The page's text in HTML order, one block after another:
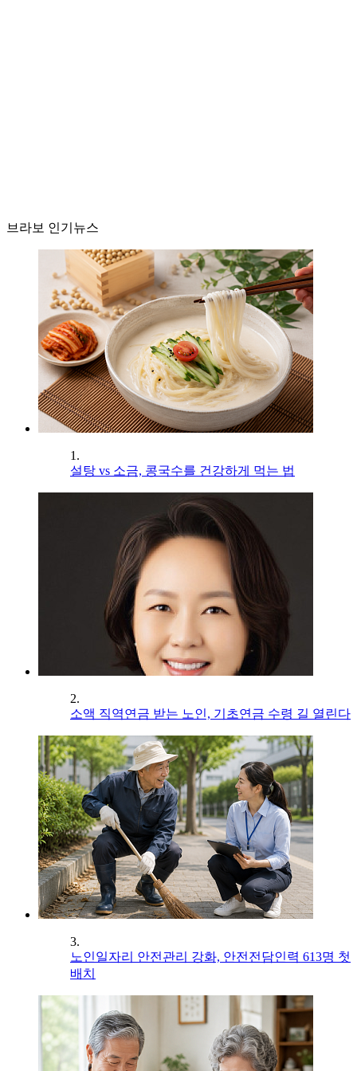
브라보 인기뉴스
1.
설탕 vs 소금, 콩국수를 건강하게 먹는 법
2.
소액 직역연금 받는 노인, 기초연금 수령 길 열린다
3.
노인일자리 안전관리 강화, 안전전담인력 613명 첫
배치